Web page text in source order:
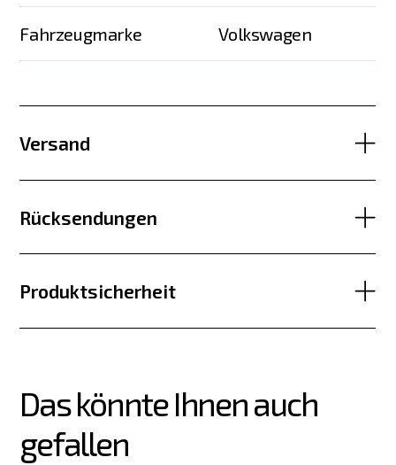
Fahrzeugmarke Volkswagen
Versand
Rücksendungen
Produktsicherheit
Das könnte Ihnen auch
gefallen